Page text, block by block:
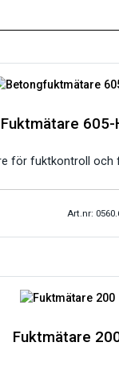
Fuktmätare 605-
för fuktkontroll och
Art.nr:
Fuktmätare